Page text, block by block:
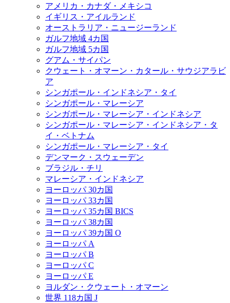
アメリカ・カナダ・メキシコ
イギリス・アイルランド
オーストラリア・ニュージーランド
ガルフ地域 4カ国
ガルフ地域 5カ国
グアム・サイパン
クウェート・オマーン・カタール・サウジアラビ
ア
シンガポール・インドネシア・タイ
シンガポール・マレーシア
シンガポール・マレーシア・インドネシア
シンガポール・マレーシア・インドネシア・タ
イ・ベトナム
シンガポール・マレーシア・タイ
デンマーク・スウェーデン
ブラジル・チリ
マレーシア・インドネシア
ヨーロッパ 30カ国
ヨーロッパ 33カ国
ヨーロッパ 35カ国 BICS
ヨーロッパ 38カ国
ヨーロッパ 39カ国 O
ヨーロッパ A
ヨーロッパ B
ヨーロッパ C
ヨーロッパ E
ヨルダン・クウェート・オマーン
世界 118カ国 J